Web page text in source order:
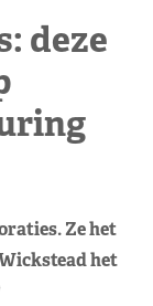
deze
Ze het
het